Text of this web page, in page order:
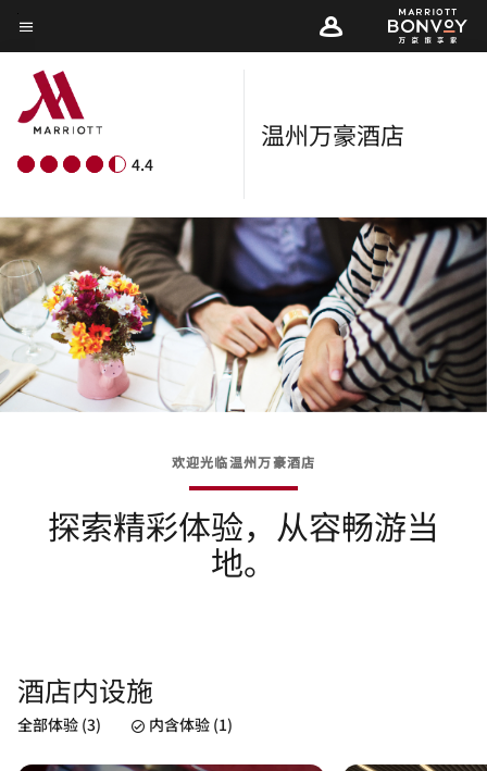
Skip
to
main
content
菜单文本
4.4
温州万豪酒店
欢迎光临温州万豪酒店
探索精彩体验，从容畅游当
地。
酒店内设施
全部体验 (3) 内含体验 (1)